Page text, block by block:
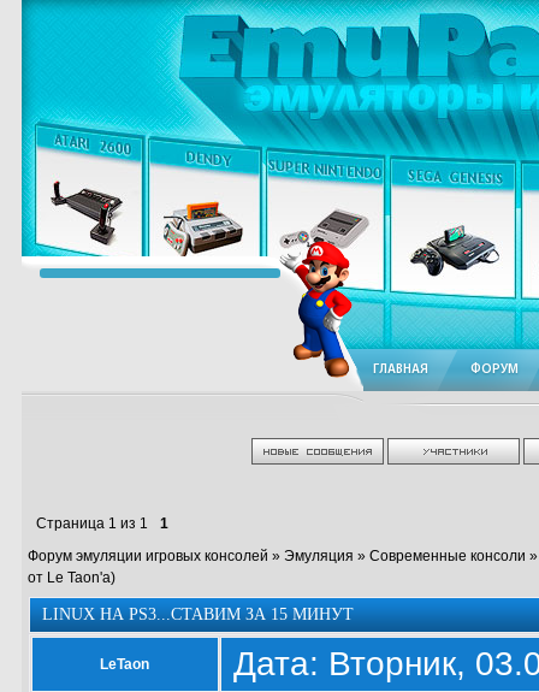
ГЛАВНАЯ ФОРУМ
Страница 1 из 1
1
Форум эмуляции игровых консолей » Эмуляция » Современные консоли
от Le Taon'a)
LINUX НА PS3...СТАВИМ ЗА 15 МИНУТ
LeTaon Дата: Вторник,